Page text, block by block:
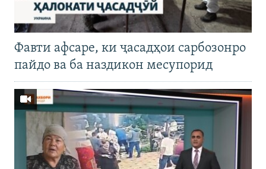
Фавти афсаре, ки ҷасадҳои сарбозонро
пайдо ва ба наздикон месупорид